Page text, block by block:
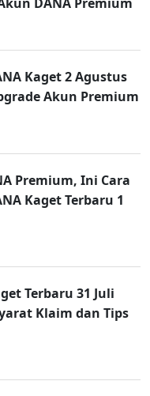
Kaget 2 Agustus
Akun Premium
Premium, Ini Cara
Kaget Terbaru 1
Terbaru 31 Juli
Klaim dan Tips